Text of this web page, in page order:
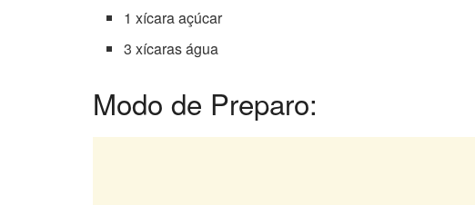
1 xícara açúcar
3 xícaras água
Modo de Preparo: